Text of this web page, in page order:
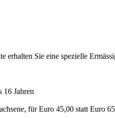
Sie eine spezielle
Jahren
für Euro 45,00 statt Euro